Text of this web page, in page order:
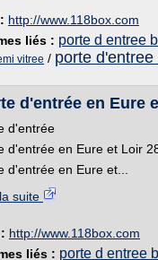
http://www.118box.com
liés : porte d entree
vitree / porte
d'entrée en Eure
d'entrée
d'entrée en Eure et Loir
d'entrée en Eure et...
suite
http://www.118box.com
liés : porte d entree